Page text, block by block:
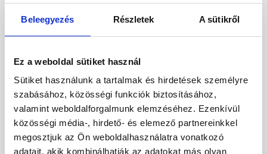
Beleegyezés Részletek A sütikről
Ez a weboldal sütiket használ
Sütiket használunk a tartalmak és hirdetések személyre
szabásához, közösségi funkciók biztosításához,
valamint weboldalforgalmunk elemzéséhez. Ezenkívül
közösségi média-, hirdető- és elemező partnereinkkel
megosztjuk az Ön weboldalhasználatra vonatkozó
adatait, akik kombinálhatják az adatokat más olyan
Egyiptom-Hurghada- Soma Bay
28.11 - 02.12
(4 éjszaka)
All inclusive
Foglalás